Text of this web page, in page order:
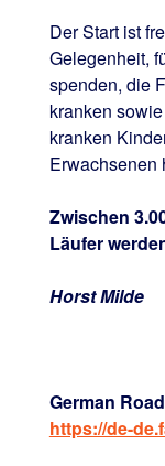
Der Start ist
Gelegenheit,
spenden, die
kranken
kranken
Erwachsenen
Zwischen
Läufer
Horst Milde
German
https://de-